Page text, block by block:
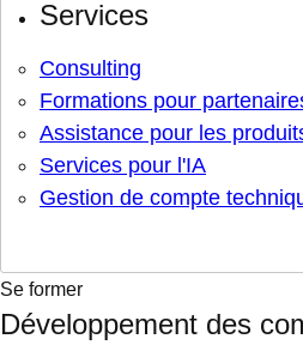
Services
Consulting
Formations pour
Assistance pour les
Services pour l'IA
Gestion de compte
Se former
Développement des